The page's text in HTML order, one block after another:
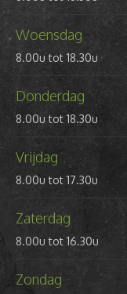
Woensdag
8.00u tot 18.30u
Donderdag
8.00u tot 18.30u
Vrijdag
8.00u tot 17.30u
Zaterdag
8.00u tot 16.30u
Zondag